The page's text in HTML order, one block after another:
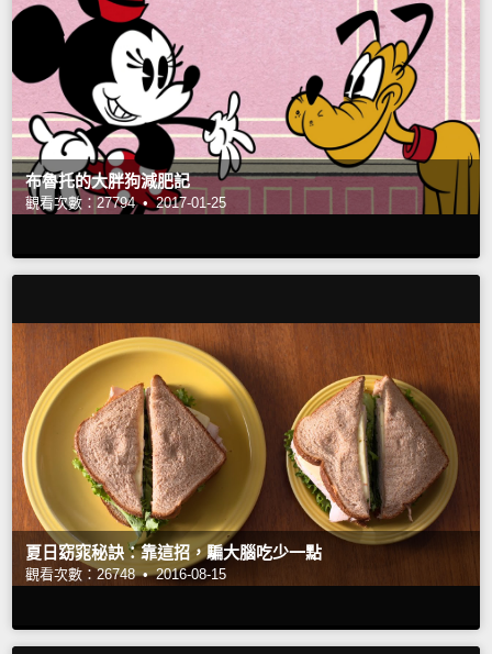
布魯托的大胖狗減肥記
觀看次數：27794 • 2017-01-25
夏日窈窕秘訣：靠這招，騙大腦吃少一點
觀看次數：26748 • 2016-08-15